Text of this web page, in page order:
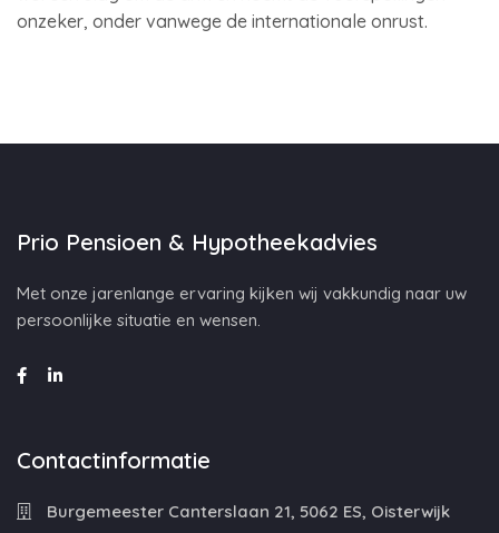
onzeker, onder vanwege de internationale onrust.
Prio Pensioen & Hypotheekadvies
Met onze jarenlange ervaring kijken wij vakkundig naar uw
persoonlijke situatie en wensen.
Contactinformatie
Burgemeester Canterslaan 21, 5062 ES, Oisterwijk